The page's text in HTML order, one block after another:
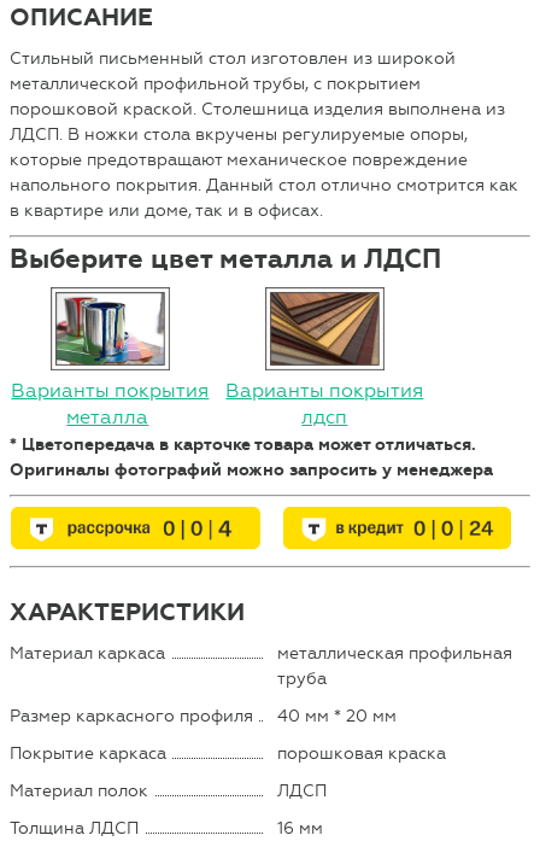
ОПИСАНИЕ
Стильный письменный стол изготовлен из широкой
металлической профильной трубы, с покрытием
порошковой краской. Столешница изделия выполнена из
ЛДСП. В ножки стола вкручены регулируемые опоры,
которые предотвращают механическое повреждение
напольного покрытия. Данный стол отлично смотрится как
в квартире или доме, так и в офисах.
Выберите цвет металла и ЛДСП
Варианты покрытия
металла
Варианты покрытия
лдсп
* Цветопередача в карточке товара может отличаться.
Оригиналы фотографий можно запросить у менеджера
ХАРАКТЕРИСТИКИ
Материал каркаса
металлическая профильная
труба
Размер каркасного профиля
40 мм * 20 мм
Покрытие каркаса
порошковая краска
Материал полок
ЛДСП
Толщина ЛДСП
16 мм